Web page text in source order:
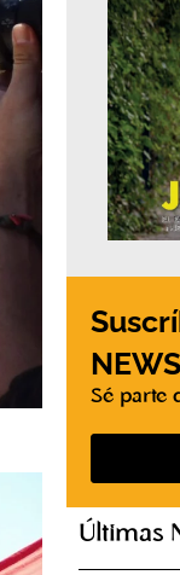
Sé parte
Últimas